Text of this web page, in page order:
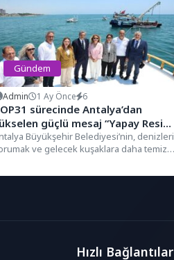
Gündem
Admin 1 Ay Önce 6
sürecinde Antalya’dan
güçlü mesaj “Yapay Resif
Büyükşehir Belediyesi’nin, denizleri
ve gelecek kuşaklara daha temiz
Hızlı Bağlantılar